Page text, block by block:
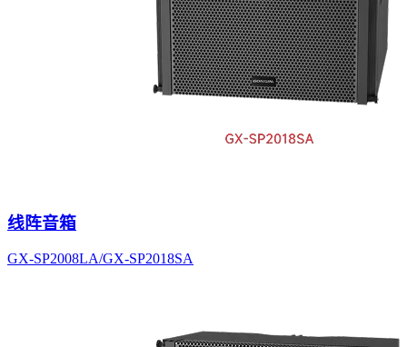
线阵音箱
GX-SP2008LA/GX-SP2018SA